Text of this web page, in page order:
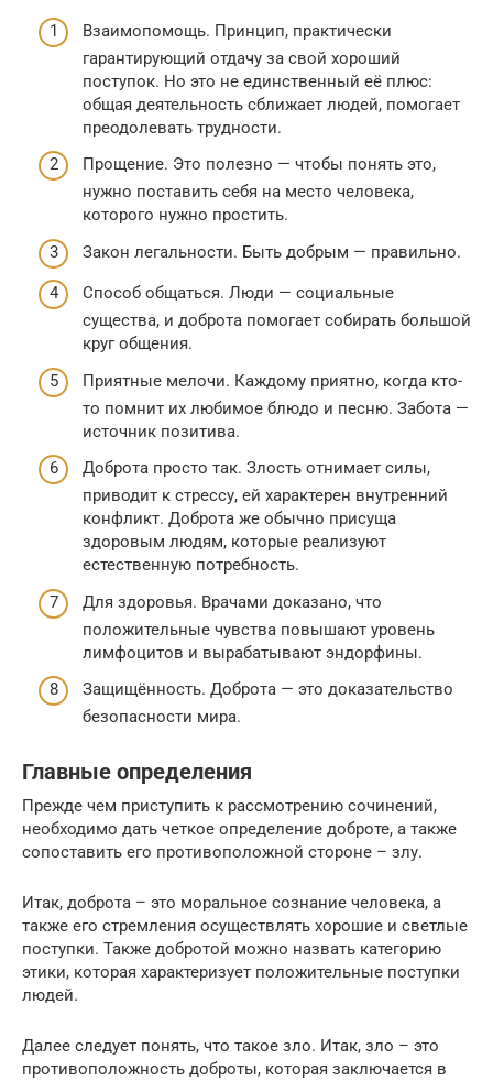
Взаимопомощь. Принцип, практически
гарантирующий отдачу за свой хороший
поступок. Но это не единственный её плюс:
общая деятельность сближает людей, помогает
преодолевать трудности.
Прощение. Это полезно — чтобы понять это,
нужно поставить себя на место человека,
которого нужно простить.
Закон легальности. Быть добрым — правильно.
Способ общаться. Люди — социальные
существа, и доброта помогает собирать большой
круг общения.
Приятные мелочи. Каждому приятно, когда кто-
то помнит их любимое блюдо и песню. Забота —
источник позитива.
Доброта просто так. Злость отнимает силы,
приводит к стрессу, ей характерен внутренний
конфликт. Доброта же обычно присуща
здоровым людям, которые реализуют
естественную потребность.
Для здоровья. Врачами доказано, что
положительные чувства повышают уровень
лимфоцитов и вырабатывают эндорфины.
Защищённость. Доброта — это доказательство
безопасности мира.
Главные определения
Прежде чем приступить к рассмотрению сочинений,
необходимо дать четкое определение доброте, а также
сопоставить его противоположной стороне – злу.
Итак, доброта – это моральное сознание человека, а
также его стремления осуществлять хорошие и светлые
поступки. Также добротой можно назвать категорию
этики, которая характеризует положительные поступки
людей.
Далее следует понять, что такое зло. Итак, зло – это
противоположность доброты, которая заключается в